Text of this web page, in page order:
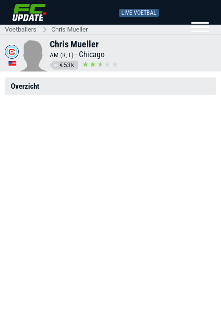
LIVE VOETBAL
Voetballers Chris Mueller
Chris Mueller
AM (R, L) - Chicago
€53k
Overzicht